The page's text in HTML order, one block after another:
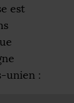
est
unien :